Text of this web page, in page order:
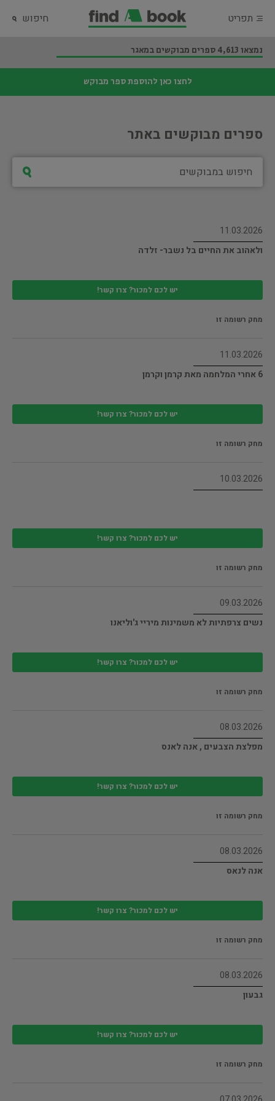
תפריט חיפוש
נמצאו 4,613 ספרים מבוקשים במאגר
לחצו כאן להוספת ספר מבוקש
ספרים מבוקשים באתר
11.03.2026
ולאהוב את החיים בל נשבר- זלדה
יש לכם למכור? צרו קשר!
מחק רשומה זו
11.03.2026
6 אחרי המלחמה מאת קרמן וקרמן
יש לכם למכור? צרו קשר!
מחק רשומה זו
10.03.2026
יש לכם למכור? צרו קשר!
מחק רשומה זו
09.03.2026
נשים צרפתיות לא משמינות מיריי ג'וליאנו
יש לכם למכור? צרו קשר!
מחק רשומה זו
08.03.2026
מפלצת הצבעים , אנה לאנס
יש לכם למכור? צרו קשר!
מחק רשומה זו
08.03.2026
אנה לנאס
יש לכם למכור? צרו קשר!
מחק רשומה זו
08.03.2026
גבעון
יש לכם למכור? צרו קשר!
מחק רשומה זו